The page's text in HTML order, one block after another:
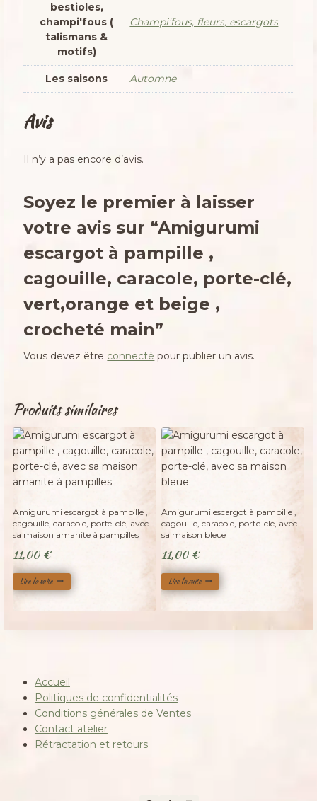
bestioles,
champi'fous (
talismans &
motifs)
Champi'fous, fleurs, escargots
Les saisons Automne
Avis
Il n’y a pas encore d’avis.
Soyez le premier à laisser
votre avis sur “Amigurumi
escargot à pampille ,
cagouille, caracole, porte-clé,
vert,orange et beige ,
crocheté main”
Vous devez être connecté pour publier un avis.
Produits similaires
Adopté
Amigurumi escargot à pampille ,
cagouille, caracole, porte-clé, avec
sa maison amanite à pampilles
11,00 €
Lire la suite
Adopté
Amigurumi escargot à pampille ,
cagouille, caracole, porte-clé, avec
sa maison bleue
11,00 €
Lire la suite
Accueil
Politiques de confidentialités
Conditions générales de Ventes
Contact atelier
Rétractation et retours